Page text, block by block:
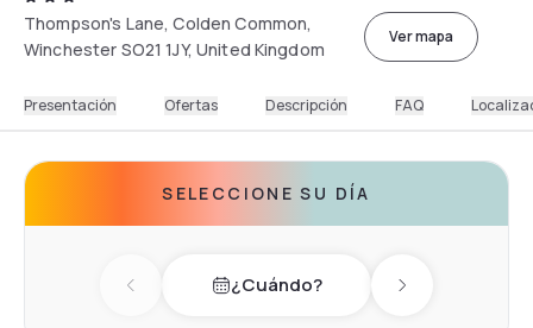
Thompson's Lane, Colden Common,
Winchester SO21 1JY, United Kingdom
Ver mapa
Presentación Ofertas Descripción FAQ
SELECCIONE SU DÍA
Previous day¿Cuándo? Next day